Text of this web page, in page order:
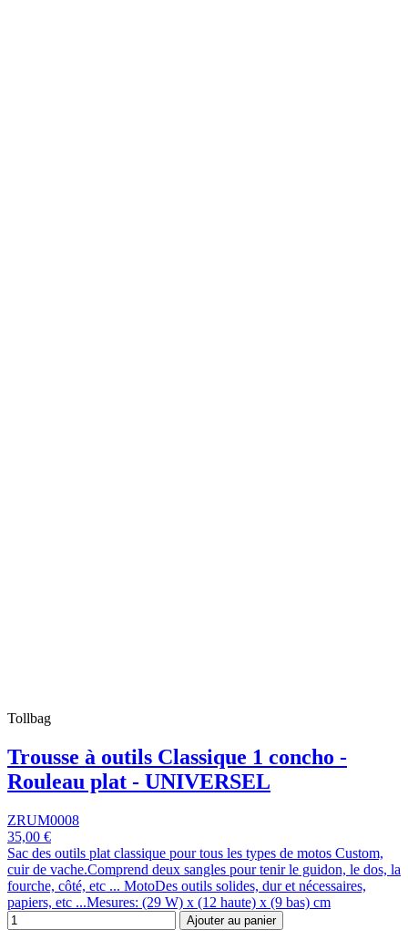
Tollbag
Trousse à outils Classique 1 concho -
Rouleau plat - UNIVERSEL
ZRUM0008
35,00 €
Sac des outils plat classique pour tous les types de motos Custom,
cuir de vache.Comprend deux sangles pour tenir le guidon, le dos, la
fourche, côté, etc ... MotoDes outils solides, dur et nécessaires,
papiers, etc ...Mesures: (29 W) x (12 haute) x (9 bas) cm
Ajouter au panier